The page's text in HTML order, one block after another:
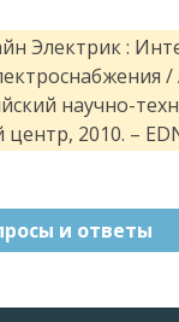
Электрик :
научно-
2010. –
и ответы